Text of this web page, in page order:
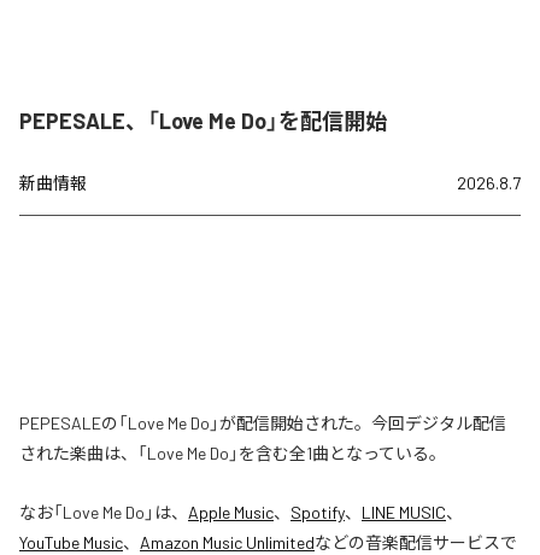
PEPESALE、「Love Me Do」を配信開始
新曲情報 2026.8.7
PEPESALEの「Love Me Do」が配信開始された。今回デジタル配信
された楽曲は、「Love Me Do」を含む全1曲となっている。
なお「Love Me Do 」は、 Apple Music、 Spotify、 LINE MUSIC、
YouTube Music、 Amazon Music Unlimitedなどの音楽配信サービスで